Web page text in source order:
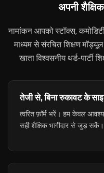
अपनी
नामांकन आपको स्टॉक्स,
माध्यम से संरचित शिक्षण
खाता विश्वसनीय थर्ड-पार्टी
तेजी से, बिना रुकावट के
त्वरित फ़ॉर्म भरें। हम केवल
सही शैक्षिक भागीदार से जुड़ सकें।